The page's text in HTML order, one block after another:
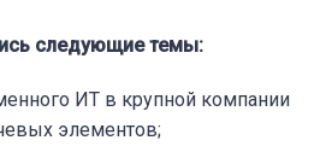
следующие темы:
ИТ в крупной компании
элементов;